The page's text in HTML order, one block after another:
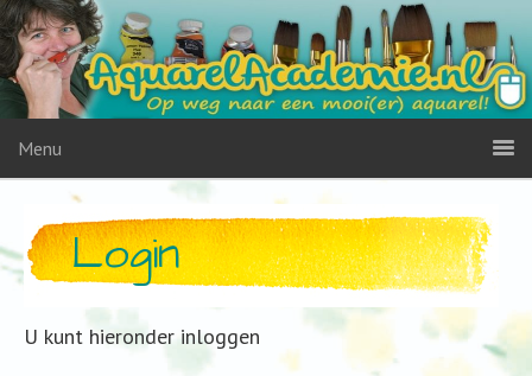
Menu
Login
U kunt hieronder inloggen